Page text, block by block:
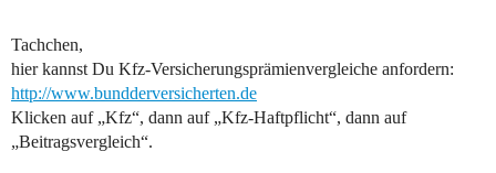
Tachchen,
hier kannst Du Kfz-Versicherungsprämienvergleiche anfordern:
http://www.bundderversicherten.de
Klicken auf „Kfz“, dann auf „Kfz-Haftpflicht“, dann auf
„Beitragsvergleich“.